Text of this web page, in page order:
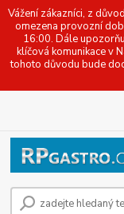
Vážení zákazníci, z
omezena provozní
16:00. Dále
klíčová komunikace v
tohoto důvodu bude